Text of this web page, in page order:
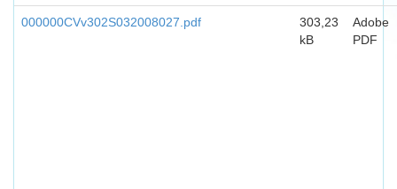
000000CVv302S032008027.pdf
303,23
kB
Adobe
PDF